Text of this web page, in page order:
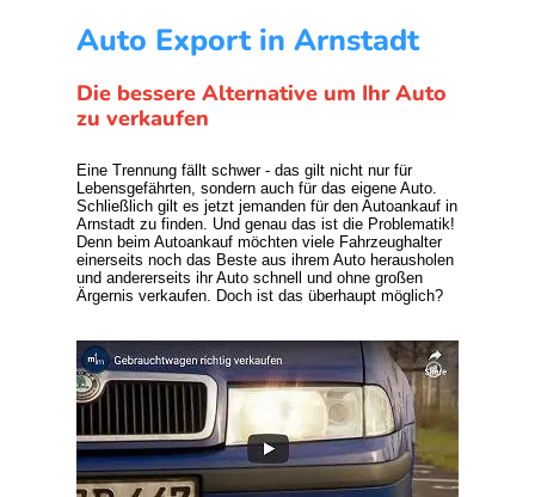
Auto Export in Arnstadt
Die bessere Alternative um Ihr Auto
zu verkaufen
Eine Trennung fällt schwer - das gilt nicht nur für
Lebensgefährten, sondern auch für das eigene Auto.
Schließlich gilt es jetzt jemanden für den Autoankauf in
Arnstadt zu finden. Und genau das ist die Problematik!
Denn beim Autoankauf möchten viele Fahrzeughalter
einerseits noch das Beste aus ihrem Auto herausholen
und andererseits ihr Auto schnell und ohne großen
Ärgernis verkaufen. Doch ist das überhaupt möglich?